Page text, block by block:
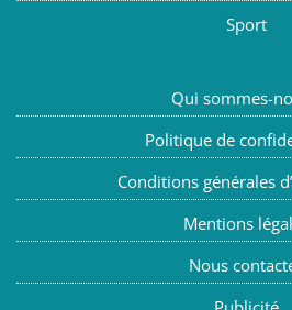
Sport
Qui sommes-
Politique de
Conditions générales
Mentions
Nous